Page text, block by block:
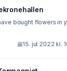
bought flowers in
15. jul 2022 kl.